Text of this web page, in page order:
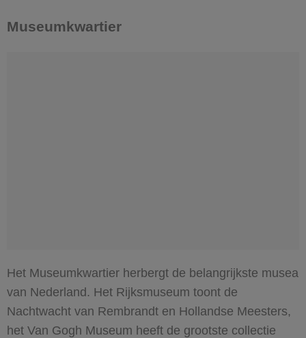
Museumkwartier
Het Museumkwartier herbergt de belangrijkste musea
van Nederland. Het Rijksmuseum toont de
Nachtwacht van Rembrandt en Hollandse Meesters,
het Van Gogh Museum heeft de grootste collectie